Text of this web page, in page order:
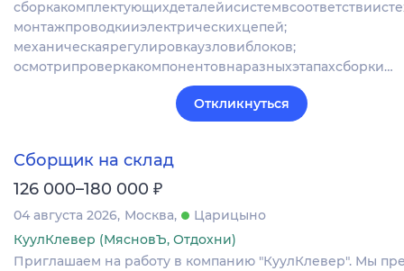
монтажпроводкииэлектрическихцепей;
механическаярегулировкаузловиблоков;
осмотрипроверкакомпонентовнаразныхэтапахсборки…
Откликнуться
Сборщик на склад
126 000–180 000 ₽
04 августа 2026 Москва
Царицыно
КуулКлевер (МясновЪ, Отдохни)
Приглашаем на работу в компанию "КуулКлевер". Мы